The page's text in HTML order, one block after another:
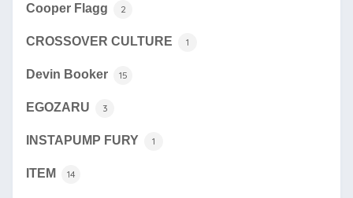
Cooper Flagg 2
CROSSOVER CULTURE 1
Devin Booker 15
EGOZARU 3
INSTAPUMP FURY 1
ITEM 14